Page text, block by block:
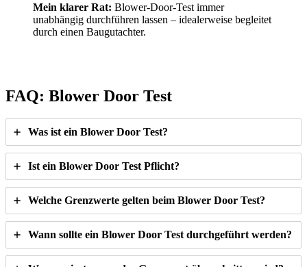
Mein klarer Rat: Blower-Door-Test immer
unabhängig durchführen lassen – idealerweise begleitet
durch einen Baugutachter.
FAQ: Blower Door Test
Was ist ein Blower Door Test?
Ist ein Blower Door Test Pflicht?
Welche Grenzwerte gelten beim Blower Door Test?
Wann sollte ein Blower Door Test durchgeführt werden?